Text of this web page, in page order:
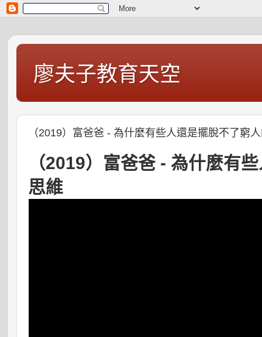
廖夫子教育天空
（2019）富爸爸 - 為什麼有些人還是擺脫不了窮
（2019）富爸爸 - 為什麼有
思維